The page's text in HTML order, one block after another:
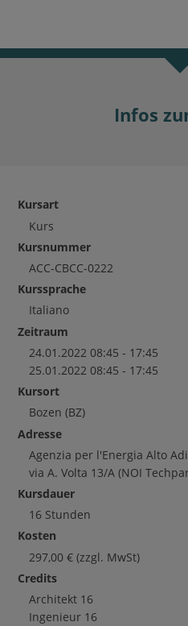
Infos
Kursart
Kurs
Kursnummer
ACC-CBCC-0222
Kurssprache
Italiano
Zeitraum
24.01.2022 08:45 - 17:45
25.01.2022 08:45 - 17:45
Kursort
Bozen (BZ)
Adresse
Agenzia per l'Energia Alto
via A. Volta 13/A (NOI
Kursdauer
16 Stunden
Kosten
297,00 € (zzgl. MwSt)
Credits
Architekt 16
Ingenieur 16